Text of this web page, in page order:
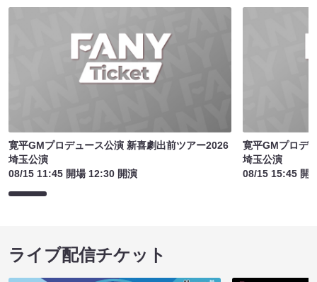
寛平GMプロデュース公演 新喜劇出前ツアー2026
埼玉公演
08/15 11:45 開場 12:30 開演
寛平GMプロデ
埼玉公演
08/15 15:45 開
ライブ配信チケット